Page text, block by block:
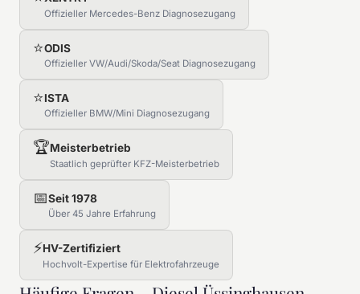
Offizieller Mercedes-Benz Diagnosezugang
⭐ODIS
Offizieller VW/Audi/Skoda/Seat Diagnosezugang
⭐ISTA
Offizieller BMW/Mini Diagnosezugang
🏆Meisterbetrieb
Staatlich geprüfter KFZ-Meisterbetrieb
📅Seit 1978
Über 45 Jahre Erfahrung
⚡HV-Zertifiziert
Hochvolt-Expertise für Elektrofahrzeuge